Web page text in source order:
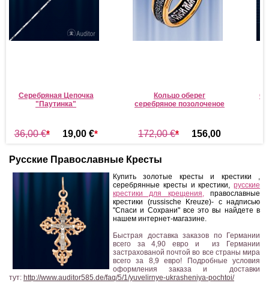
Серебряная Цепочка
"Паутинка"
36,00 €* 19,00 €*
Кольцо оберег
серебряное позолоченое
172,00 €*
156,00
Русские Православные Кресты
Купить золотые кресты и крестики ,
серебрянные кресты и крестики, русские
крестики для крещения,
православные
крестики (russische Kreuze)- с надписью
"Спаси и Сохрани" все это вы найдете в
нашем интернет-магазине.
Быстрая доставка заказов по Германии
всего за 4,90 евро и из Германии
застрахованой почтой во все страны мира
всего за 8,9 евро! Подробные условия
оформления заказа и доставки
тут: http://www.auditor585.de/faq/5/1/yuvelirnye-ukrasheniya-pochtoi/